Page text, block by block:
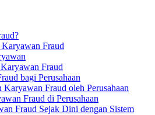
Fraud
Fraud
bagi Perusahaan
Karyawan Fraud oleh Perusahaan
Fraud di Perusahaan
Fraud Sejak Dini dengan Sistem